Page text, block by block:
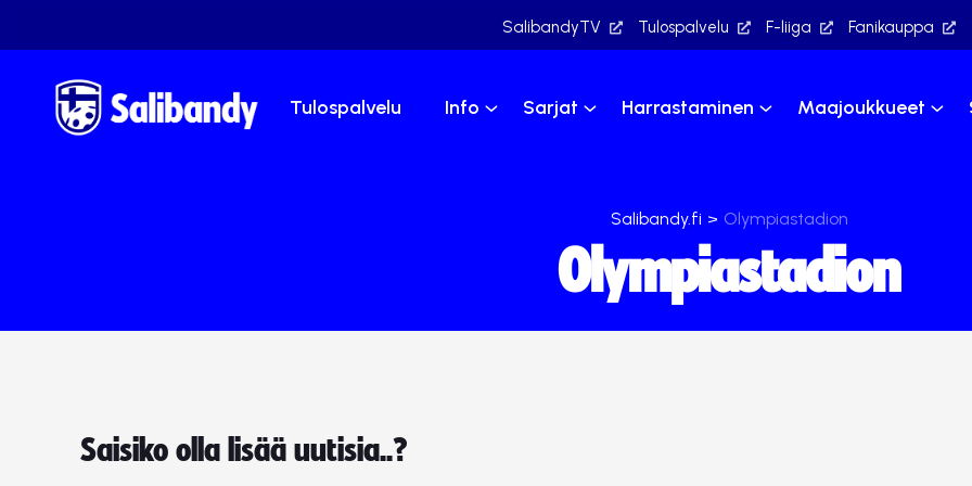
SalibandyTV Tulospalvelu F-liiga Fanikauppa
Tulospalvelu Info Sarjat Harrastaminen Maajoukkueet
Salibandy.fi > Olympiastadion
Olympiastadion
Saisiko olla lisää uutisia..?